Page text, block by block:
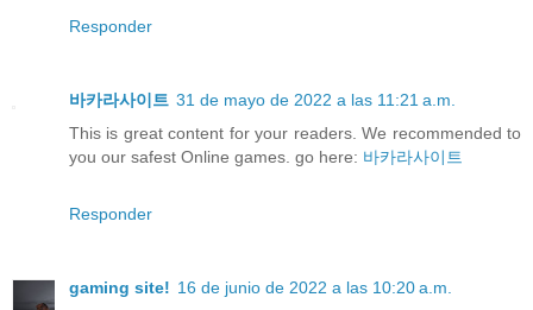
Responder
바카라사이트 31 de mayo de 2022 a las 11:21 a.m.
This is great content for your readers. We recommended to
you our safest Online games. go here: 바카라사이트
Responder
gaming site! 16 de junio de 2022 a las 10:20 a.m.